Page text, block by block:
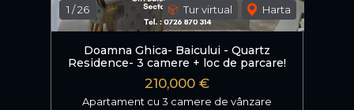
1 /26 Tur virtual Harta
Doamna Ghica- Baicului - Quartz
Residence- 3 camere + loc de parcare!
210,000 €
Apartament cu 3 camere de vânzare